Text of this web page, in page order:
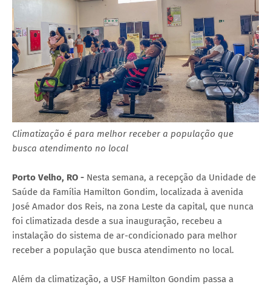
Climatização é para melhor receber a população que
busca atendimento no local
Porto Velho, RO - Nesta semana, a recepção da Unidade de
Saúde da Família Hamilton Gondim, localizada à avenida
José Amador dos Reis, na zona Leste da capital, que nunca
foi climatizada desde a sua inauguração, recebeu a
instalação do sistema de ar-condicionado para melhor
receber a população que busca atendimento no local.
Além da climatização, a USF Hamilton Gondim passa a